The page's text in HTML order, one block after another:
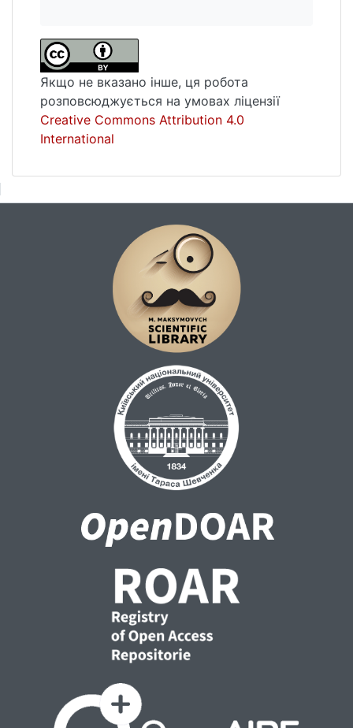
Якщо не вказано інше, ця робота
розповсюджується на умовах ліцензії
Creative Commons Attribution 4.0
International